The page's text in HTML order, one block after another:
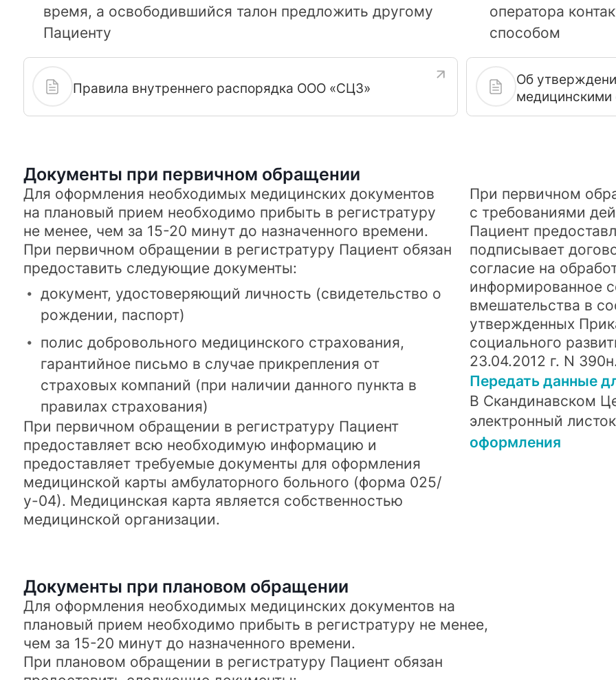
время, а освободившийся талон предложить другому
Пациенту
оператора
способом
Правила внутреннего распорядка ООО «СЦЗ»
Об
медицинскими
услуг,
Документы при первичном обращении
Для оформления необходимых медицинских документов
на плановый прием необходимо прибыть в регистратуру
не менее, чем за 15-20 минут до назначенного времени.
При первичном обращении в регистратуру Пациент обязан
предоставить следующие документы:
документ, удостоверяющий личность (свидетельство о
рождении, паспорт)
полис добровольного медицинского страхования,
гарантийное письмо в случае прикрепления от
страховых компаний (при наличии данного пункта в
правилах страхования)
При первичном обращении в регистратуру Пациент
предоставляет всю необходимую информацию и
предоставляет требуемые документы для оформления
медицинской карты амбулаторного больного (форма 025/
у-04). Медицинская карта является собственностью
медицинской организации.
При первичном
с требованиями
Пациент
подписывает
согласие на
информированное
вмешательства в
утвержденных
социального
23.04.2012 г. N
Передать данные
В Скандинавском
электронный
оформления
Документы при плановом обращении
Для оформления необходимых медицинских документов на
плановый прием необходимо прибыть в регистратуру не менее,
чем за 15-20 минут до назначенного времени.
При плановом обращении в регистратуру Пациент обязан